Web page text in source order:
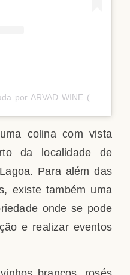
colina com vista
da localidade de
Para além das
existe também uma
onde se pode
e realizar eventos